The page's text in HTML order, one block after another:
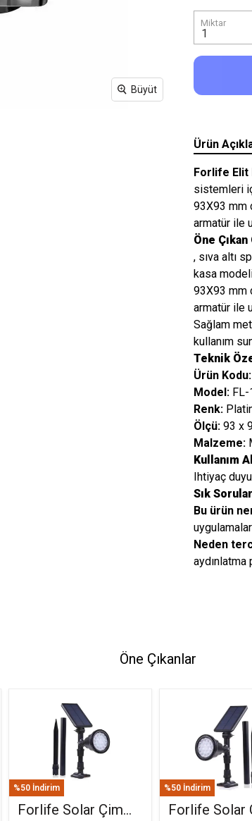
Işıkları
Büyüt
Miktar
Ürün
Forlife Elit
sistemleri
93X93 mm
armatür ile
Öne
, sıva altı
kasa
93X93 mm
armatür ile
Sağlam
kullanım
Teknik
Ürün Kodu:
Model: FL-
Renk:
Ölçü: 93 x
Malzeme:
Kullanım
Ihtiyaç
Sık
Bu ürün
Neden
aydınlatma
Öne Çıkanlar
%50 İndirim
Forlife Solar Çim
%50 İndirim
Forlife Solar